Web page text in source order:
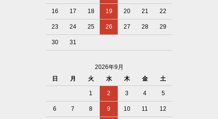
16 17 18 19 20 21 22
23 24 25 26 27 28 29
30 31
2026年9月
日
月 火 水 木 金 土
1 2 3 4 5
6 7 8 9 10 11 12